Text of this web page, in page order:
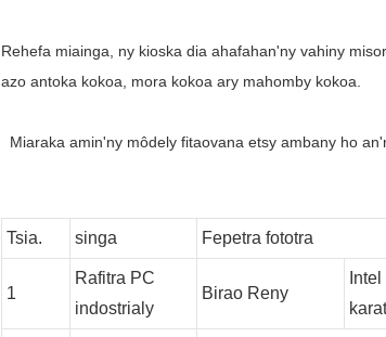
Rehefa miainga, ny kioska dia ahafahan'ny vahiny
azo antoka kokoa, mora kokoa ary mahomby kokoa.
Miaraka amin'ny môdely fitaovana etsy ambany ho
Tsia. singa Fepetra fototra
1
Rafitra PC
indostrialy
Birao Reny